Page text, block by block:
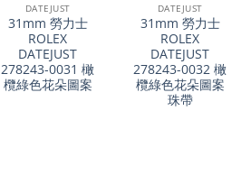
DATEJUST
31mm 勞力士
ROLEX
DATEJUST
278243-0031 橄
欖綠色花朵圖案
DATEJUST
31mm 勞力士
ROLEX
DATEJUST
278243-0032 橄
欖綠色花朵圖案
珠帶